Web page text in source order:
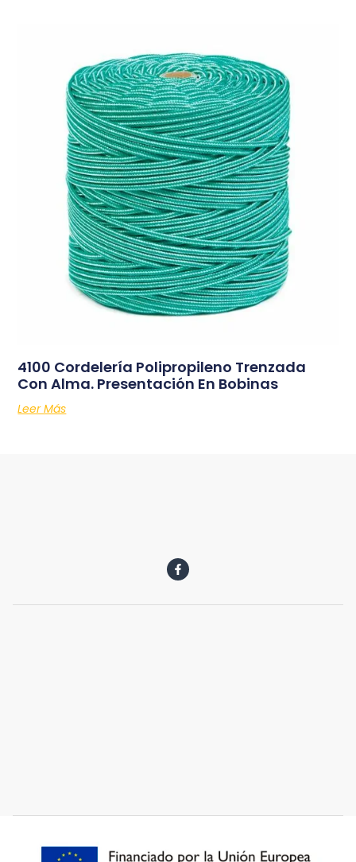
4100 Cordelería Polipropileno Trenzada
Con Alma. Presentación En Bobinas
Leer Más